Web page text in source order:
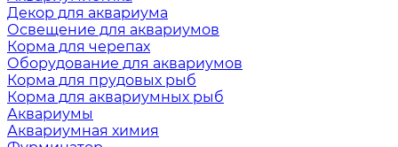
Декор для аквариума
Освещение для аквариумов
Корма для черепах
Оборудование для аквариумов
Корма для прудовых рыб
Корма для аквариумных рыб
Аквариумы
Аквариумная химия